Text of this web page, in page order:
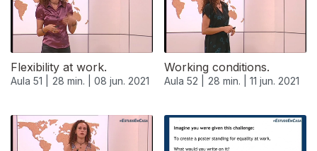
Flexibility at work.
Aula 51 | 28 min. | 08 jun. 2021
Working conditions.
Aula 52 | 28 min. | 11 jun. 2021